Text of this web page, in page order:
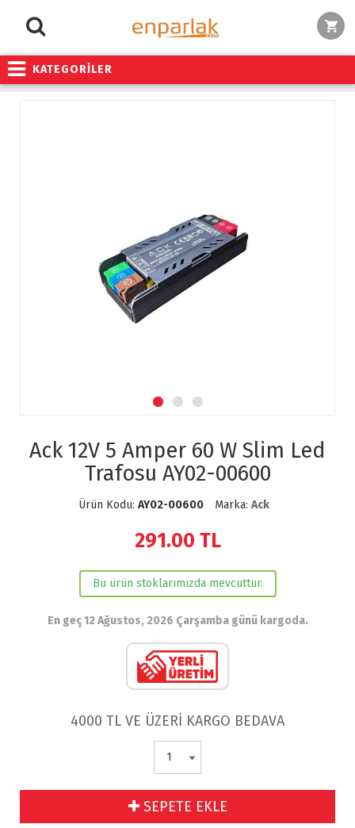
KATEGORİLER
Ack 12V 5 Amper 60 W Slim Led
Trafosu AY02-00600
Ürün Kodu: AY02-00600 Marka: Ack
291.00 TL
Bu ürün stoklarımızda mevcuttur.
En geç 12 Ağustos, 2026 Çarşamba günü kargoda.
4000 TL VE ÜZERİ KARGO BEDAVA
SEPETE EKLE